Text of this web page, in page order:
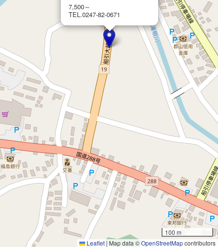
7,500～
TEL.0247-82-0671
100 m
Leaflet | Map data ©OpenStreetMapcontributors